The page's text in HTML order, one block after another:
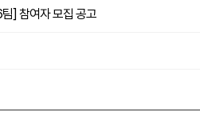
] 참여자 모집 공고